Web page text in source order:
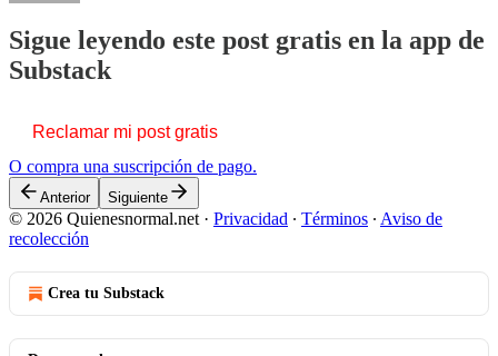
Sigue leyendo este post gratis en la app de
Substack
Reclamar mi post gratis
O compra una suscripción de pago.
Anterior Siguiente
© 2026 Quienesnormal.net · Privacidad ∙ Términos ∙ Aviso de
recolección
Crea tu Substack